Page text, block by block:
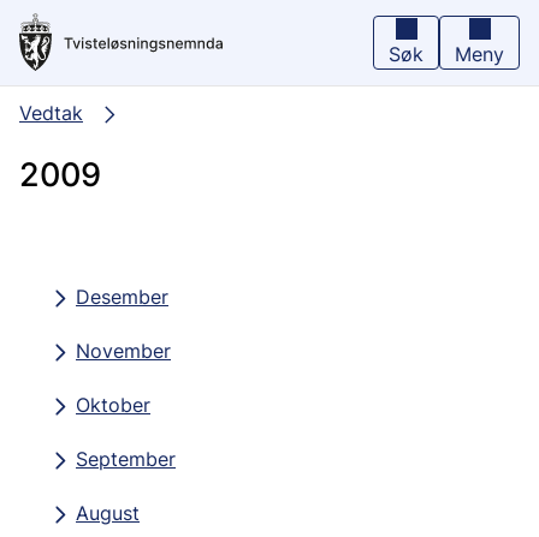
Hopp
hovedinnhold
Søk Meny
Vedtak
2009
Desember
November
Oktober
September
August